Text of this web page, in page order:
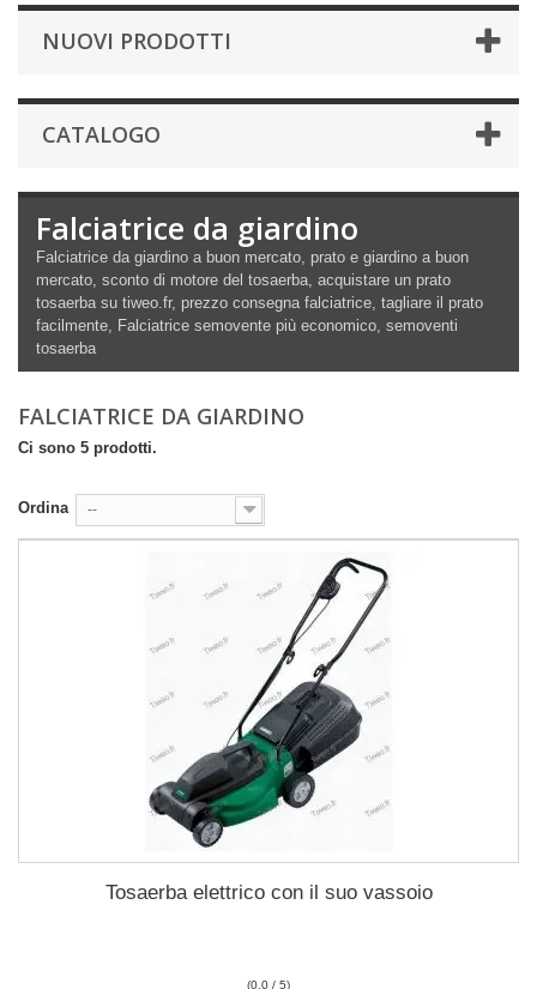
NUOVI PRODOTTI
CATALOGO
Falciatrice da giardino
Falciatrice da giardino a buon mercato, prato e giardino a buon
mercato, sconto di motore del tosaerba, acquistare un prato
tosaerba su tiweo.fr, prezzo consegna falciatrice, tagliare il prato
facilmente, Falciatrice semovente più economico, semoventi
tosaerba
FALCIATRICE DA GIARDINO
Ci sono 5 prodotti.
Ordina --
Tosaerba elettrico con il suo vassoio
(0.0 / 5)